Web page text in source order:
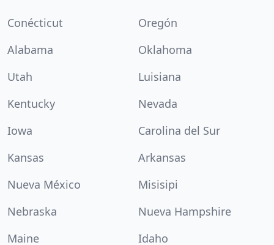
Conécticut
Oregón
Alabama
Oklahoma
Utah
Luisiana
Kentucky
Nevada
Iowa
Carolina del Sur
Kansas
Arkansas
Nueva México
Misisipi
Nebraska
Nueva Hampshire
Maine
Idaho